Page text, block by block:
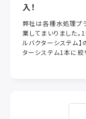
入！
弊社は各種水処理プ
業してまいりました
ルバクターシステム
ターシステム1本に